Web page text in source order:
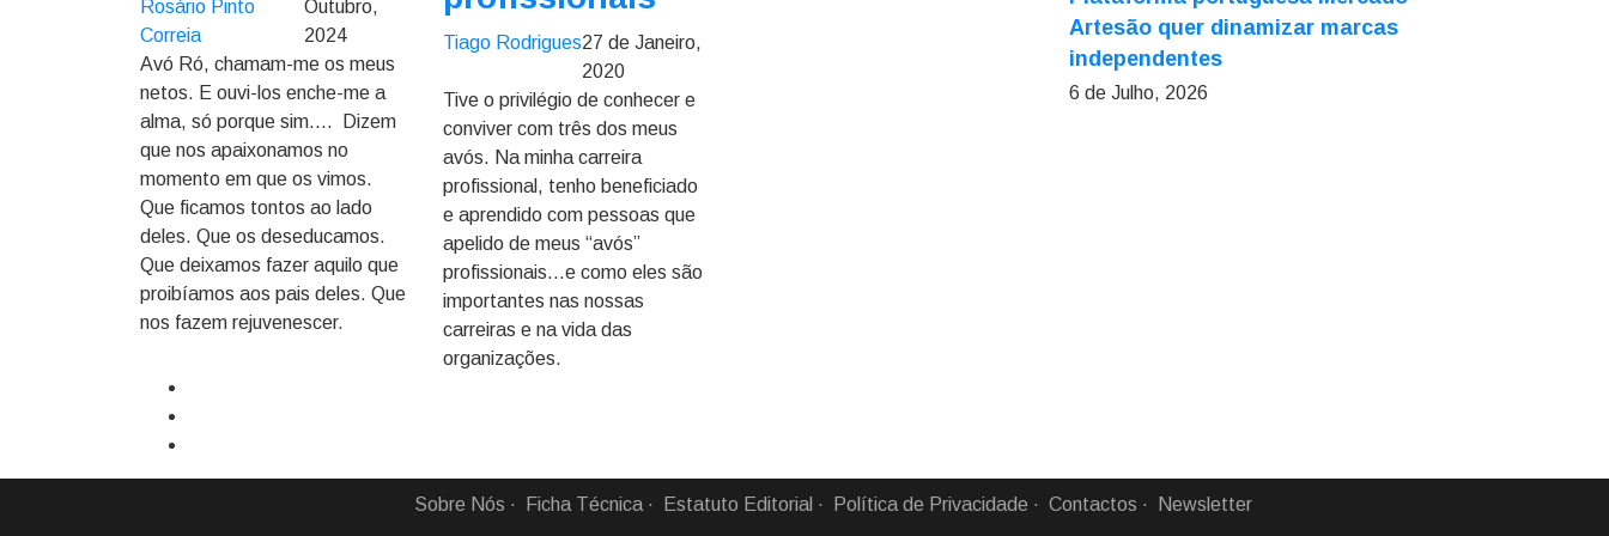
Rosário Pinto
Correia
Outubro,
2024
Avó Ró, chamam-me os meus
netos. E ouvi-los enche-me a
alma, só porque sim.... Dizem
que nos apaixonamos no
momento em que os vimos.
Que ficamos tontos ao lado
deles. Que os deseducamos.
Que deixamos fazer aquilo que
proibíamos aos pais deles. Que
nos fazem rejuvenescer.
Tiago Rodrigues27 de Janeiro,
2020
Tive o privilégio de conhecer e
conviver com três dos meus
avós. Na minha carreira
profissional, tenho beneficiado
e aprendido com pessoas que
apelido de meus “avós”
profissionais…e como eles são
importantes nas nossas
carreiras e na vida das
organizações.
Artesão quer dinamizar marcas
independentes
6 de Julho, 2026
Sobre Nós Ficha Técnica Estatuto Editorial Política de Privacidade Contactos Newsletter